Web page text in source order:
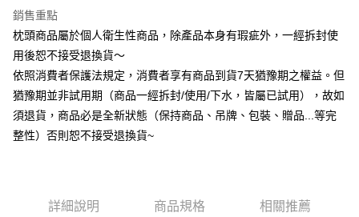
付款後門市自取(待系統通知後才可取貨)
每筆NT$150，滿NT$1,399(含以上)免運費
銷售重點
枕頭商品屬於個人衛生性商品，除產品本身有瑕疵外，一經拆封使
用後恕不接受退換貨～
依照消費者保護法規定，消費者享有商品到貨7天猶豫期之權益。但
猶豫期並非試用期（商品一經拆封/使用/下水，皆屬已試用），故如
須退貨，商品必是全新狀態（保持商品、吊牌、包裝、贈品...等完
整性）否則恕不接受退換貨~
詳細說明 商品規格 相關推薦